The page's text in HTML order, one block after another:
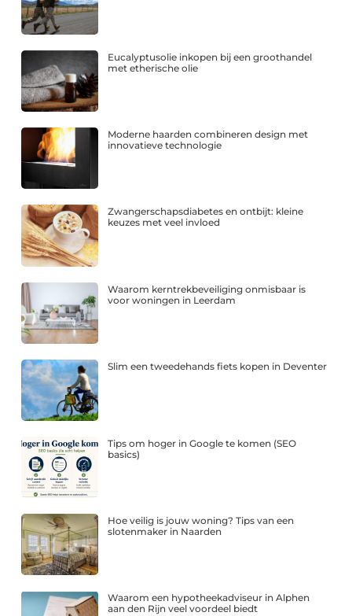
Eucalyptusolie inkopen bij een groothandel
met etherische olie
Moderne haarden combineren design met
innovatieve technologie
Zwangerschapsdiabetes en ontbijt: kleine
keuzes met veel invloed
Waarom kerntrekbeveiliging onmisbaar is
voor woningen in Leerdam
Slim een tweedehands fiets kopen in Deventer
Tips om hoger in Google te komen (SEO
basics)
Hoe veilig is jouw woning? Tips van een
slotenmaker in Naarden
Waarom een hypotheekadviseur in Alphen
aan den Rijn veel voordeel biedt